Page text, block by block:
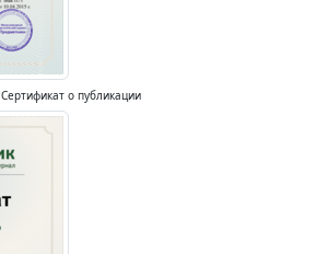
Сертификат о публикации